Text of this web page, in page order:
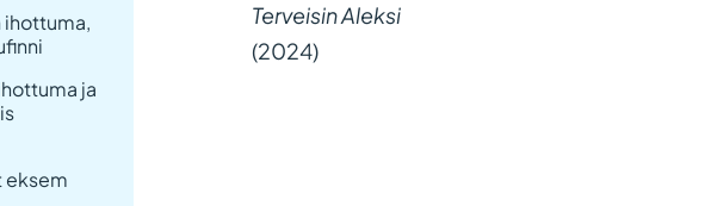
ihottuma,
ja
Terveisin Aleksi
(2024)